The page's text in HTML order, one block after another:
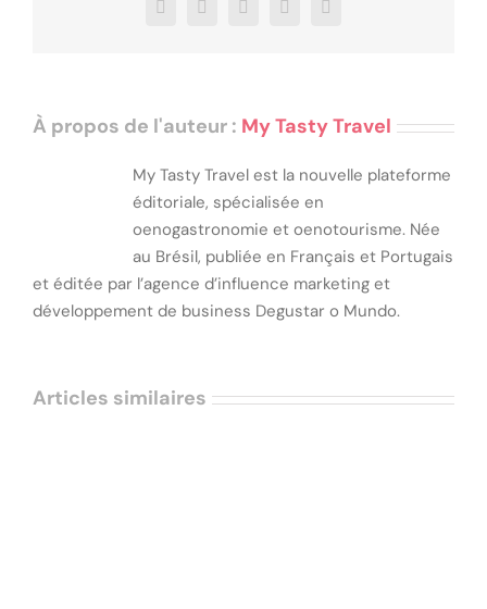
Facebook
X LinkedInWhatsApp
Email
À propos de l'auteur : My Tasty Travel
My Tasty Travel est la nouvelle plateforme
éditoriale, spécialisée en
oenogastronomie et oenotourisme. Née
au Brésil, publiée en Français et Portugais
et éditée par l’agence d’influence marketing et
développement de business Degustar o Mundo.
Articles similaires